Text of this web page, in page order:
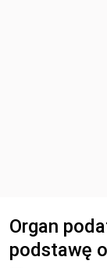
Organ
podstawę